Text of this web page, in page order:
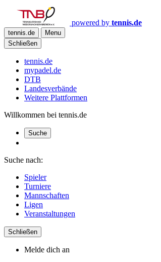
powered by tennis.de
tennis.de
Menu
Schließen
tennis.de
mypadel.de
DTB
Landesverbände
Weitere Plattformen
Willkommen bei tennis.de
Suche
Suche nach:
Spieler
Turniere
Mannschaften
Ligen
Veranstaltungen
Schließen
Melde dich an